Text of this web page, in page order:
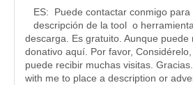
ES: Puede contactar conmigo para
descripción de la tool o
descarga. Es gratuito. Aunque puede
donativo aquí. Por favor,
puede recibir muchas visitas.
with me to place a description or